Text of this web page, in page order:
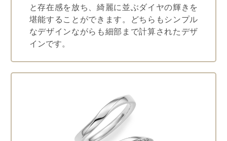
と存在感を放ち、綺麗に並ぶダイヤの輝きを
堪能することができます。どちらもシンプル
なデザインながらも細部まで計算されたデザ
インです。